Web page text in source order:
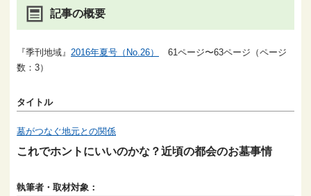
記事の概要
『季刊地域』 2016年夏号（No.26）
61ページ〜63ページ（ページ
数：3）
タイトル
墓がつなぐ地元との関係
これでホントにいいのかな？近頃の都会のお墓事情
執筆者・取材対象：